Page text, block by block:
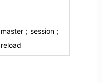
master；session；
reload